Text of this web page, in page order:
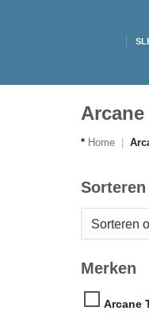
* Home
Sorteren
Merken
Arcane